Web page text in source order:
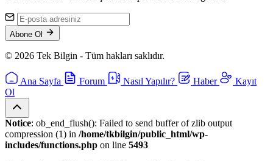
Abone Ol
© 2026 Tek Bilgin - Tüm hakları saklıdır.
Ana Sayfa Forum Nasıl Yapılır? Haber
Kayıt
Ol
Notice: ob_end_flush(): Failed to send buffer of zlib output
compression (1) in /home/tkbilgin/public_html/wp-
includes/functions.php on line 5493